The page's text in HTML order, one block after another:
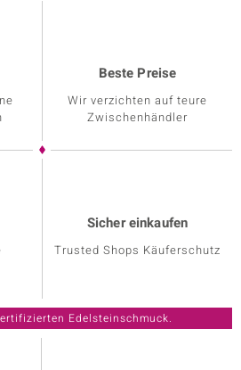
Beste Preise
Wir verzichten auf teure
Zwischenhändler
Sicher einkaufen
Trusted Shops Käuferschutz